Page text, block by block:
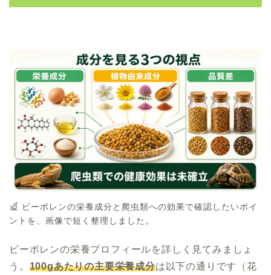
ビーポレンの栄養成分と爬虫類への効果で確認したいポイ
ントを、画像で短く整理しました。
ビーポレンの栄養プロフィールを詳しく見てみましょ
う。 100gあたりの主要栄養成分は以下の通りです（花